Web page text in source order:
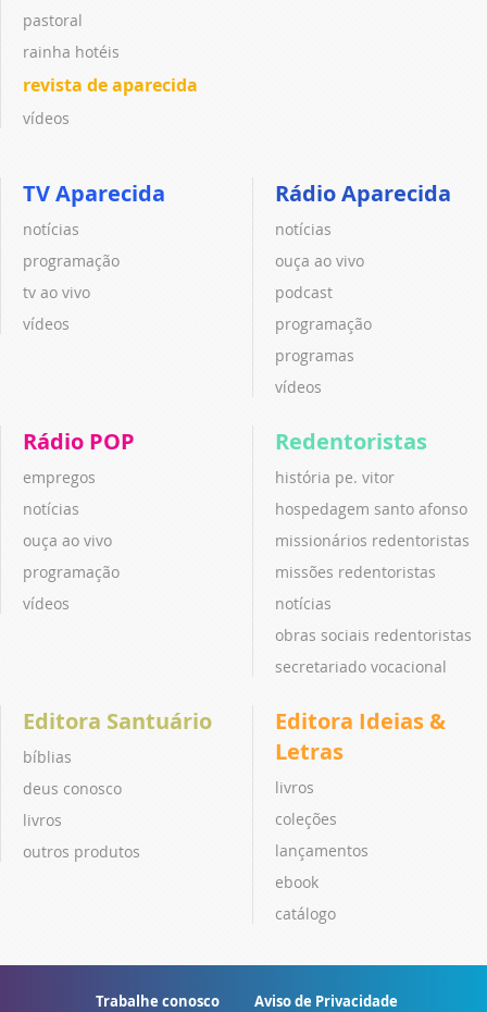
pastoral
rainha hotéis
revista de aparecida
vídeos
TV Aparecida
notícias
programação
tv ao vivo
vídeos
Rádio Aparecida
notícias
ouça ao vivo
podcast
programação
programas
vídeos
Rádio POP
empregos
notícias
ouça ao vivo
programação
vídeos
Redentoristas
história pe. vitor
hospedagem santo afonso
missionários redentoristas
missões redentoristas
notícias
obras sociais redentoristas
secretariado vocacional
Editora Santuário
bíblias
deus conosco
livros
outros produtos
Editora Ideias &
Letras
livros
coleções
lançamentos
ebook
catálogo
Trabalhe conosco Aviso de Privacidade